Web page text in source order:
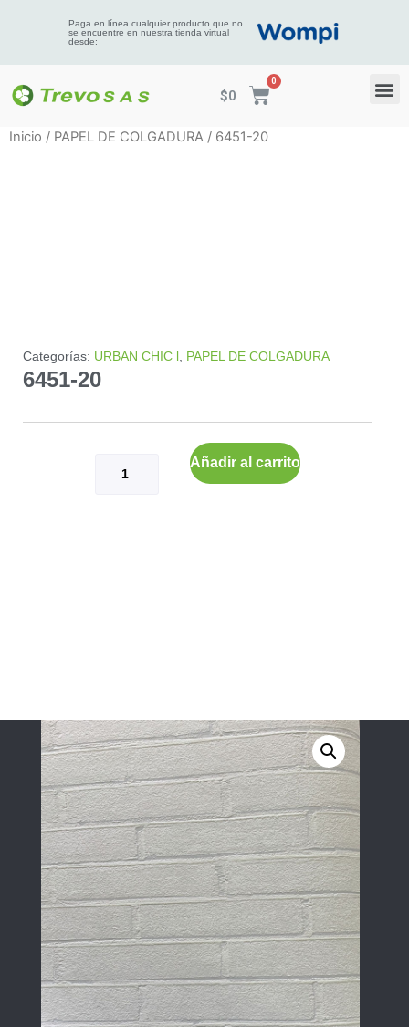
Paga en línea cualquier producto que no
se encuentre en nuestra tienda virtual
desde:
$0
Inicio / PAPEL DE COLGADURA / 6451-20
Categorías: URBAN CHIC l PAPEL DE COLGADURA
6451-20
Añadir al carrito